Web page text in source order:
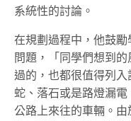
系統性的討論。
在規劃過程中，他鼓
問題，「同學們想到
過的，也都很值得列
蛇、落石或是路燈漏電
公路上來往的車輛。